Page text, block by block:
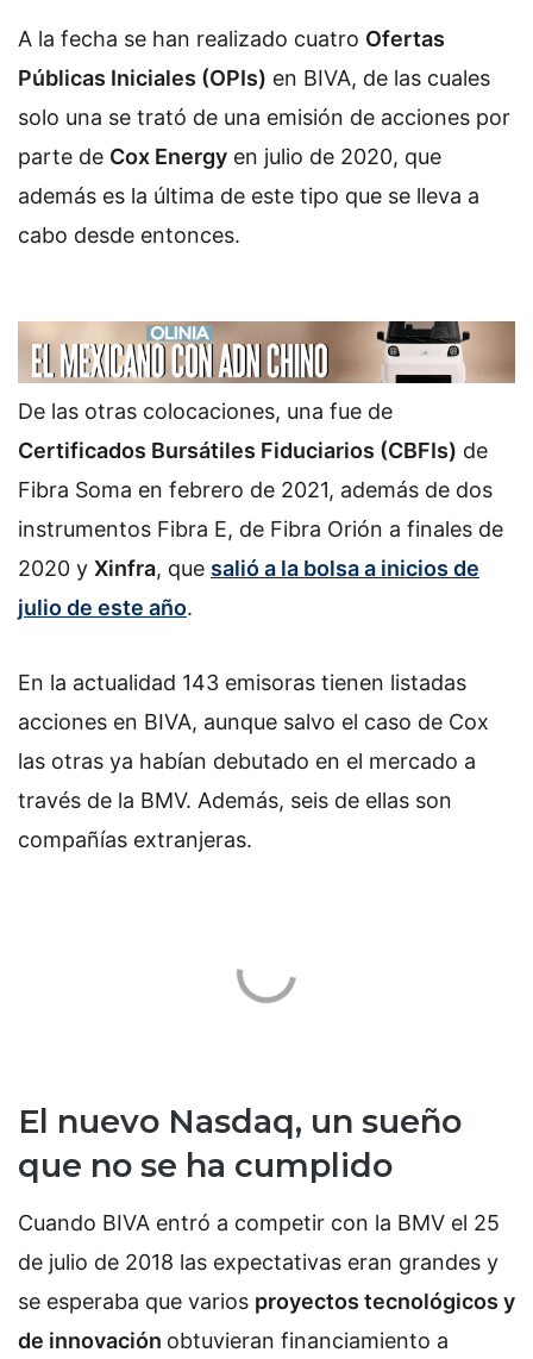
A la fecha se han realizado cuatro Ofertas
Públicas Iniciales (OPIs) en BIVA, de las cuales
solo una se trató de una emisión de acciones por
parte de Cox Energy en julio de 2020, que
además es la última de este tipo que se lleva a
cabo desde entonces.
De las otras colocaciones, una fue de
Certificados Bursátiles Fiduciarios (CBFIs) de
Fibra Soma en febrero de 2021, además de dos
instrumentos Fibra E, de Fibra Orión a finales de
2020 y Xinfra, que salió a la bolsa a inicios de
julio de este año.
En la actualidad 143 emisoras tienen listadas
acciones en BIVA, aunque salvo el caso de Cox
las otras ya habían debutado en el mercado a
través de la BMV. Además, seis de ellas son
compañías extranjeras.
El nuevo Nasdaq, un sueño
que no se ha cumplido
Cuando BIVA entró a competir con la BMV el 25
de julio de 2018 las expectativas eran grandes y
se esperaba que varios proyectos tecnológicos y
de innovación obtuvieran financiamiento a